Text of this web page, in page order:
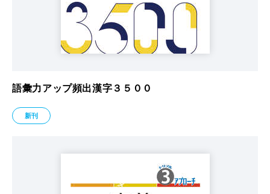
語彙力アップ頻出漢字３５００
新刊